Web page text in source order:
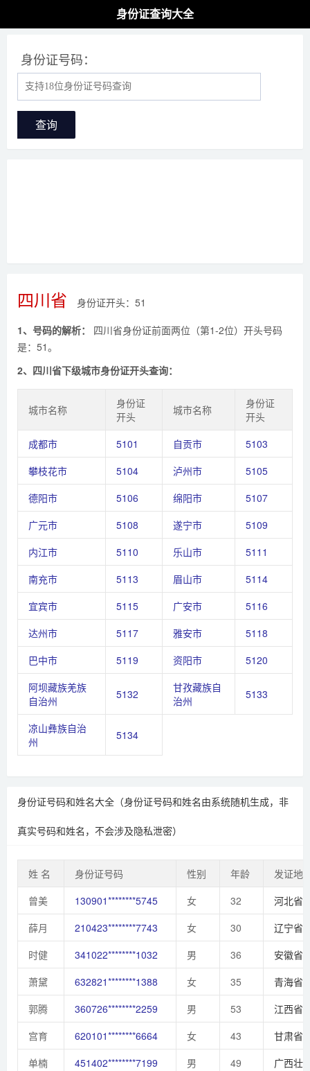
身份证查询大全
身份证号码：
查询
四川省
身份证开头：51
1、号码的解析：
四川省身份证前面两位（第1-2位）开头号码
是：51。
2、四川省下级城市身份证开头查询：
城市名称
身份证
开头
城市名称
身份证
开头
成都市
5101 自贡市
5103
攀枝花市
5104 泸州市
5105
德阳市
5106 绵阳市
5107
广元市
5108 遂宁市
5109
内江市
5110 乐山市
5111
南充市
5113 眉山市
5114
宜宾市
5115 广安市
5116
达州市
5117 雅安市
5118
巴中市
5119 资阳市
5120
阿坝藏族羌族
自治州
5132
甘孜藏族自
治州
5133
凉山彝族自治
州
5134
身份证号码和姓名大全（身份证号码和姓名由系统随机生成，非
真实号码和姓名，不会涉及隐私泄密）
姓 名 身份证号码 性别 年龄
发证地
曾美
130901********5745 女 32 河北省
薛月
210423********7743 女 30 辽宁省
时健
341022********1032 男 36 安徽省
萧黛
632821********1388 女 35 青海省
郭腾
360726********2259 男 53 江西省
宫育
620101********6664 女 43 甘肃省
单楠
451402********7199 男 49
广西壮